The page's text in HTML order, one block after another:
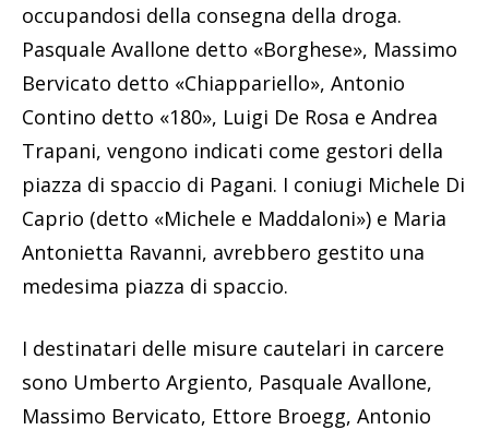
occupandosi della consegna della droga.
Pasquale Avallone detto «Borghese», Massimo
Bervicato detto «Chiappariello», Antonio
Contino detto «180», Luigi De Rosa e Andrea
Trapani, vengono indicati come gestori della
piazza di spaccio di Pagani. I coniugi Michele Di
Caprio (detto «Michele e Maddaloni») e Maria
Antonietta Ravanni, avrebbero gestito una
medesima piazza di spaccio.
I destinatari delle misure cautelari in carcere
sono Umberto Argiento, Pasquale Avallone,
Massimo Bervicato, Ettore Broegg, Antonio